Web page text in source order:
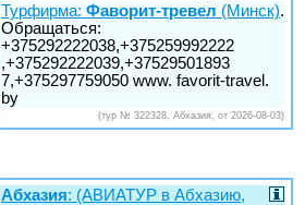
Турфирма: Фаворит-тревел (Минск).
Обращаться:
+375292222038,+375259992222
,+375292222039,+37529501893
7,+375297759050 www. favorit-travel.
by
(тур № 322328, Абхазия, от 2026-08-03)
Абхазия: (АВИАТУР в Абхазию,